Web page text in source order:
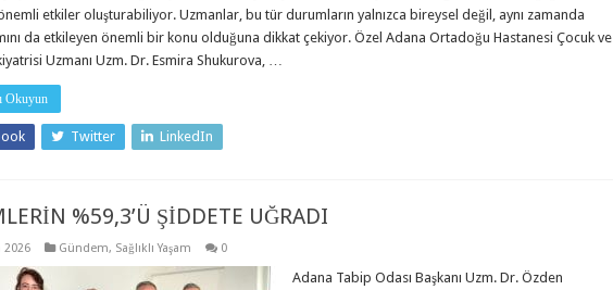
etkiler oluşturabiliyor. Uzmanlar, bu tür durumların yalnızca bireysel değil, aynı zamanda
da etkileyen önemli bir konu olduğuna dikkat çekiyor. Özel Adana Ortadoğu Hastanesi Çocuk ve
Uzmanı Uzm. Dr. Esmira Shukurova, …
Okuyun
Twitter LinkedIn
%59,3’Ü ŞİDDETE UĞRADI
2026 Gündem, Sağlıklı Yaşam 0
Adana Tabip Odası Başkanı Uzm. Dr. Özden